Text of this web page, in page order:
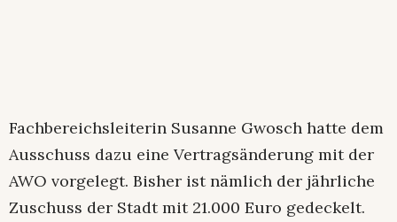
Fachbereichsleiterin Susanne Gwosch hatte dem
Ausschuss dazu eine Vertragsänderung mit der
AWO vorgelegt. Bisher ist nämlich der jährliche
Zuschuss der Stadt mit 21.000 Euro gedeckelt.